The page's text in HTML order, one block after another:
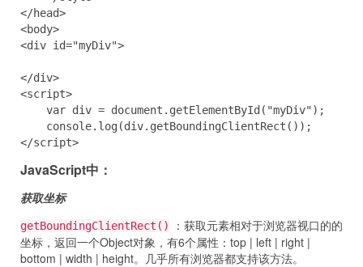
</head>
<body>
<div id="myDiv">
</div>
<script>
var div = document.getElementById("myDiv");
console.log(div.getBoundingClientRect());
</script>
JavaScript中：
获取坐标
getBoundingClientRect()
：获取元素相对于浏览器视口的的
坐标，返回一个Object对象，有6个属性：top | left | right |
bottom | width | height。几乎所有浏览器都支持该方法。